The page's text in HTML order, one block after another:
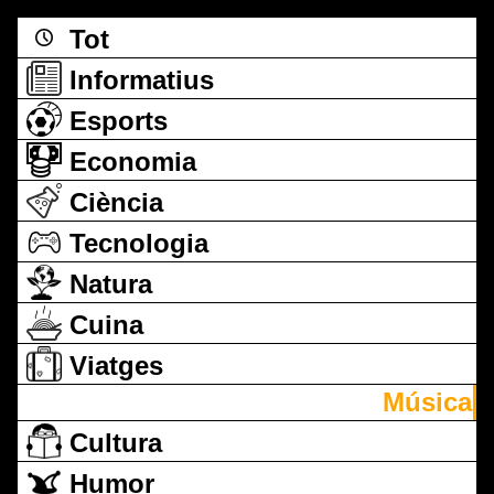
Tot
Informatius
Esports
Economia
Ciència
Tecnologia
Natura
Cuina
Viatges
Música
Cultura
Humor